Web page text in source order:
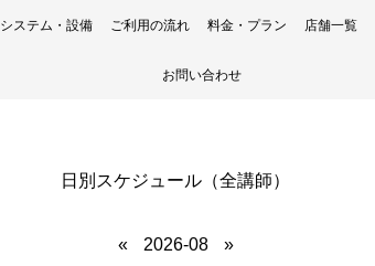
システム・設備 ご利用の流れ 料金・プラン 店舗一覧
お問い合わせ
日別スケジュール（全講師）
« 2026-08
»